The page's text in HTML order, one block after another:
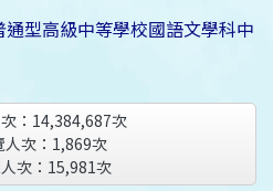
型高級中等學校國語文學科中
： 14,384,687次
次： 1,869次
次： 15,981次